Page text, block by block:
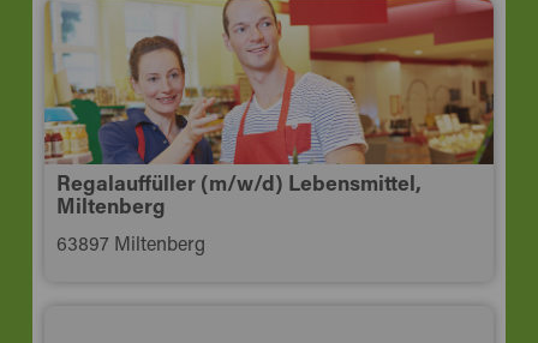
Regalauffüller (m/w/d) Lebensmittel,
Miltenberg
63897 Miltenberg